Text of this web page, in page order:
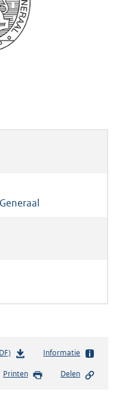
b
s
Informatie
Printen Delen